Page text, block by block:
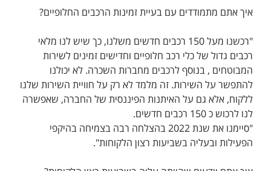
איך אתם מתמודדים עם בעיית זמינות הרכבים החלופיים?
"רכשנו מעל 150 רכבים חדשים משלנו, כך שיש לנו מלאי
רכבים גדול של כלי רכב חלופיים וחדישים זמינים לשירות
המבוטחים , בנוסף לרכבים מחברות השכרה. לא יכולנו
להתפשר על השירות. זה מלמד לא רק על חוויית השירות שלנו
ללקוח, אלא גם על האיתנות הפיננסית של החברה, שאפשרה
לנו לרכוש כ 150 רכבים חדשים.
"סיימנו את שנת 2022 בהצלחה רבה בצמיחה בהיקפי
הפעילות ובעליה בשביעות רצון הלקוחות".